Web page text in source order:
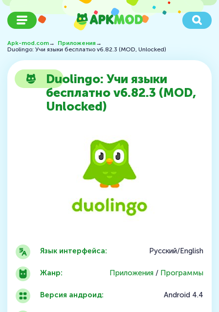
Apk-mod.com→ Приложения →
Duolingo: Учи языки бесплатно v6.82.3 (MOD, Unlocked)
Duolingo: Учи языки
бесплатно v6.82.3 (MOD,
Unlocked)
Язык интерфейса:
Жанр:
Версия андроид:
Русский/English
Приложения / Программы
Android 4.4